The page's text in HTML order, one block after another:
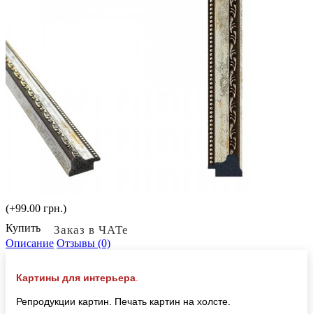
(+99.00 грн.)
Купить
Заказ в ЧАТе
Описание Отзывы (0)
Картины для интерьера
Репродукции картин. Печать картин на холсте.